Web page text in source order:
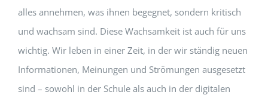
alles annehmen, was ihnen begegnet, sondern kritisch
und wachsam sind. Diese Wachsamkeit ist auch für uns
wichtig. Wir leben in einer Zeit, in der wir ständig neuen
Informationen, Meinungen und Strömungen ausgesetzt
sind – sowohl in der Schule als auch in der digitalen